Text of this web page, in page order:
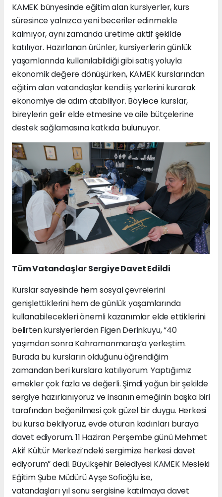
KAMEK bünyesinde eğitim alan kursiyerler, kurs
süresince yalnızca yeni beceriler edinmekle
kalmıyor, aynı zamanda üretime aktif şekilde
katılıyor. Hazırlanan ürünler, kursiyerlerin günlük
yaşamlarında kullanılabildiği gibi satış yoluyla
ekonomik değere dönüşürken, KAMEK kurslarından
eğitim alan vatandaşlar kendi iş yerlerini kurarak
ekonomiye de adım atabiliyor. Böylece kurslar,
bireylerin gelir elde etmesine ve aile bütçelerine
destek sağlamasına katkıda bulunuyor.
Tüm Vatandaşlar Sergiye Davet Edildi
Kurslar sayesinde hem sosyal çevrelerini
genişlettiklerini hem de günlük yaşamlarında
kullanabilecekleri önemli kazanımlar elde ettiklerini
belirten kursiyerlerden Figen Derinkuyu, “40
yaşımdan sonra Kahramanmaraş’a yerleştim.
Burada bu kursların olduğunu öğrendiğim
zamandan beri kurslara katılıyorum. Yaptığımız
emekler çok fazla ve değerli. Şimdi yoğun bir şekilde
sergiye hazırlanıyoruz ve insanın emeğinin başka biri
tarafından beğenilmesi çok güzel bir duygu. Herkesi
bu kursa bekliyoruz, evde oturan kadınları buraya
davet ediyorum. 11 Haziran Perşembe günü Mehmet
Akif Kültür Merkezi’ndeki sergimize herkesi davet
ediyorum” dedi. Büyükşehir Belediyesi KAMEK Mesleki
Eğitim Şube Müdürü Ayşe Sofioğlu ise,
vatandaşları yıl sonu sergisine katılmaya davet